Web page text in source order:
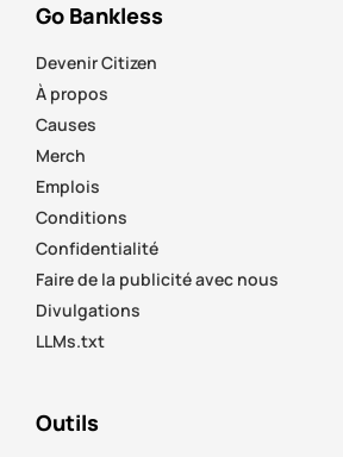
Go Bankless
Devenir Citizen
À propos
Causes
Merch
Emplois
Conditions
Confidentialité
Faire de la publicité avec nous
Divulgations
LLMs.txt
Outils